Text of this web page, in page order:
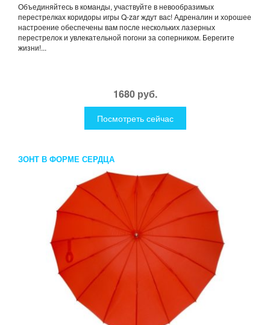
Объединяйтесь в команды, участвуйте в невообразимых
перестрелках коридоры игры Q-zar ждут вас! Адреналин и хорошее
настроение обеспечены вам после нескольких лазерных
перестрелок и увлекательной погони за соперником. Берегите
жизни!...
1680 руб.
Посмотреть сейчас
ЗОНТ В ФОРМЕ СЕРДЦА